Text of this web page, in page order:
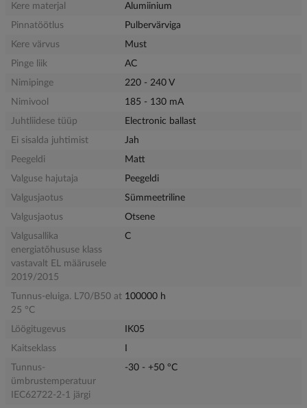
Kere materjal
Alumiinium
Pinnatöötlus
Pulbervärviga
Kere värvus
Must
Pinge liik
AC
Nimipinge
220 - 240 V
Nimivool
185 - 130 mA
Juhtliidese tüüp
Electronic ballast
Ei sisalda juhtimist
Jah
Peegeldi
Matt
Valguse hajutaja
Peegeldi
Valgusjaotus
Sümmeetriline
Valgusjaotus
Otsene
Valgusallika
energiatõhususe klass
vastavalt EL määrusele
2019/2015
C
Tunnus-eluiga. L70/B50 at
25 °C
100000 h
Löögitugevus
IK05
Kaitseklass
Tunnus-
ümbrustemperatuur
IEC62722-2-1 järgi
-30 - +50 °C